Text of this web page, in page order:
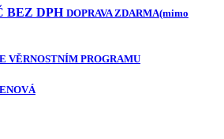
BEZ DPH DOPRAVA ZDARMA(mimo
VĚRNOSTNÍM PROGRAMU